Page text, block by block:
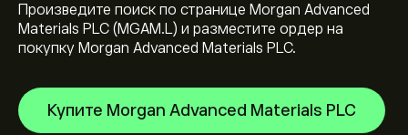
Произведите поиск по странице Morgan Advanced
Materials PLC (MGAM.L) и разместите ордер на
покупку Morgan Advanced Materials PLC.
Купите Morgan Advanced Materials PLC